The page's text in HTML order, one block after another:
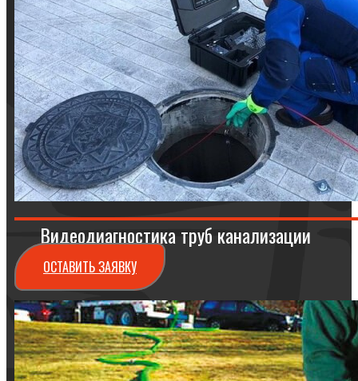
Видеодиагностика труб канализации
ОСТАВИТЬ ЗАЯВКУ